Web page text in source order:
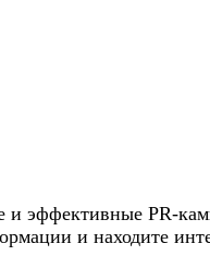
и эффективные PR-
и находите